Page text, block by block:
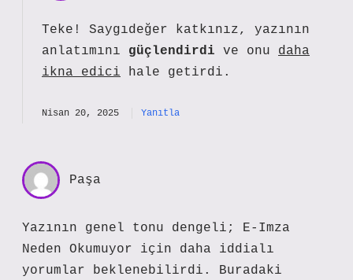
Teke! Saygıdeğer katkınız, yazının
anlatımını güçlendirdi ve onu daha
ikna edici hale getirdi.
Nisan 20, 2025 Yanıtla
Paşa
Yazının genel tonu dengeli; E-Imza
Neden Okumuyor için daha iddialı
yorumlar beklenebilirdi. Buradaki